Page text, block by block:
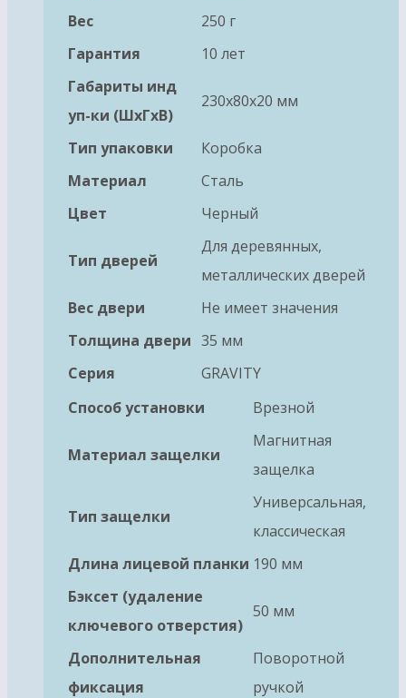
Вес
250 г
Гарантия
10 лет
Габариты инд
уп-ки (ШхГхВ)
230x80x20 мм
Тип упаковки
Коробка
Материал
Сталь
Цвет
Черный
Тип дверей
Для деревянных,
металлических дверей
Вес двери
Не имеет значения
Толщина двери 35 мм
Серия
GRAVITY
Способ установки
Врезной
Материал защелки
Магнитная
защелка
Тип защелки
Универсальная,
классическая
Длина лицевой планки 190 мм
Бэксет (удаление
ключевого отверстия)
50 мм
Дополнительная
фиксация
Поворотной
ручкой